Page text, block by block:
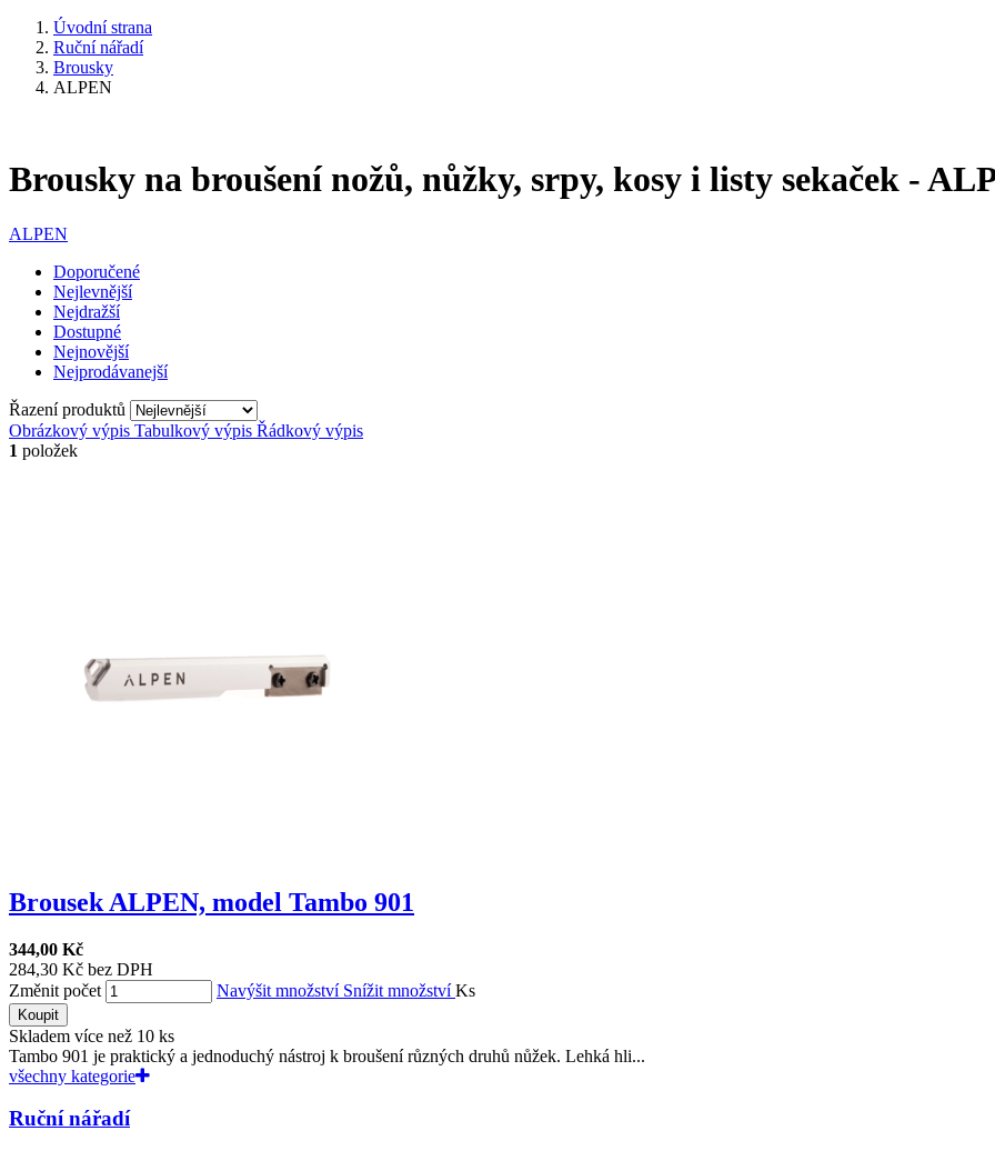
Úvodní strana
Ruční nářadí
Brousky
ALPEN
Brousky na broušení nožů, nůžky, srpy, kosy i listy sekaček -
ALPEN
Doporučené
Nejlevnější
Nejdražší
Dostupné
Nejnovější
Nejprodávanejší
Řazení produktů
Obrázkový výpis Tabulkový výpis Řádkový výpis
1 položek
Brousek ALPEN, model Tambo 901
344,00 Kč
284,30 Kč bez DPH
Změnit počet
Navýšit množství Snížit množstvíKs
Koupit
Skladem více než 10 ks
Tambo 901 je praktický a jednoduchý nástroj k broušení různých druhů nůžek. Lehká hli...
všechny kategorie
Ruční nářadí